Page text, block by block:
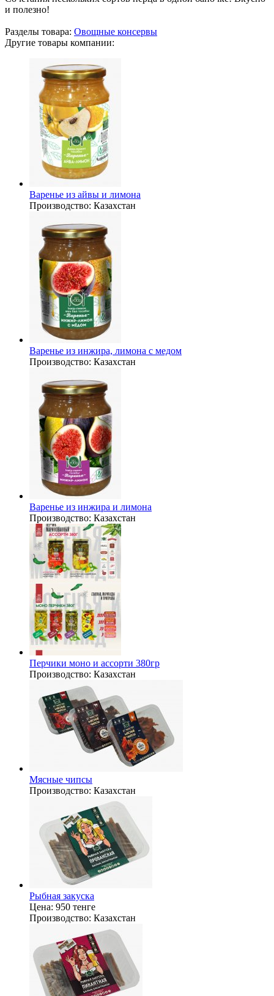
и полезно!
Разделы товара: Овощные консервы
Другие товары компании:
Варенье из айвы и лимона
Производство: Казахстан
Варенье из инжира, лимона с медом
Производство: Казахстан
Варенье из инжира и лимона
Производство: Казахстан
Перчики моно и ассорти 380гр
Производство: Казахстан
Мясные чипсы
Производство: Казахстан
Рыбная закуска
Цена: 950 тенге
Производство: Казахстан